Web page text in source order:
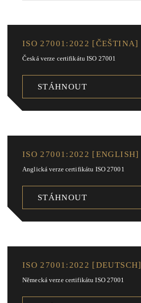
ISO 27001:2022 [ČEŠTINA]
Česká verze certifikátu ISO 27001
STÁHNOUT
ISO 27001:2022 [ENGLISH]
Anglická verze certifikátu ISO 27001
STÁHNOUT
ISO 27001:2022 [DEUTSCH]
Německá verze certifikátu ISO 27001